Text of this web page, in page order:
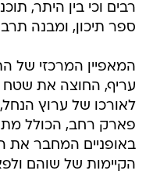
רבים וכי בין היתר,
ספר תיכון, ומבנה
המאפיין המרכזי של
עריף, החוצה את שטח
לאורכו של ערוץ
פארק רחב, הכולל
באופניים המחבר את
הקיימות של שוהם